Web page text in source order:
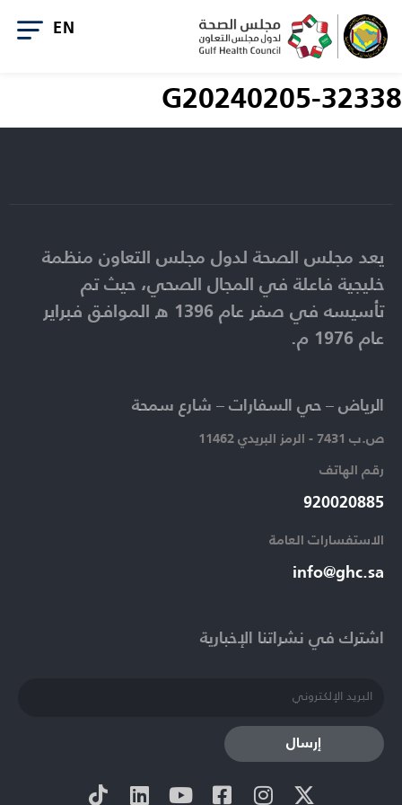
G20240205-32338
اشترك في نشراتنا الإخبارية​
إرسال
الرياض – حي السفارات – شارع سمحة​
ص.ب 7431 - الرمز البريدي 11462
رقم الهاتف​
920020885​
الاستفسارات العامة ​
info@ghc.sa​
يعد مجلس الصحة لدول مجلس التعاون منظمة
خليجية فاعلة في المجال الصحي، حيث تم
تأسيسه في صفر عام 1396 ه الموافق فبراير
عام 1976 م.